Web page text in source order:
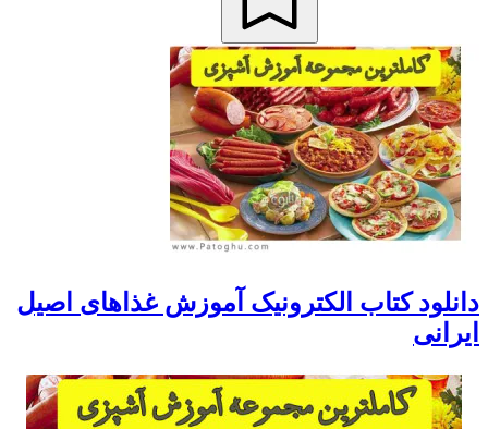
دانلود کتاب الکترونیک آموزش غذاهای اصیل
ایرانی